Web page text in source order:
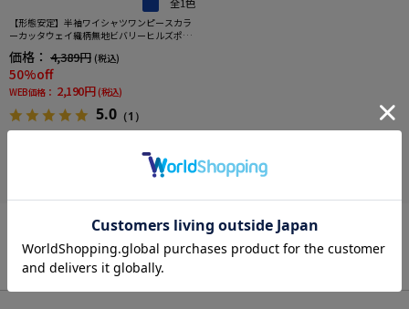
【形態安定】半袖ワイシャツワンピースカラ
ーカッタウェイ織柄無地ビバリーヒルズポロ
クラブ春夏
価格： 4,389円 (税込)
50%off
WEB価格： 2,190円 (税込)
5.0 （1）